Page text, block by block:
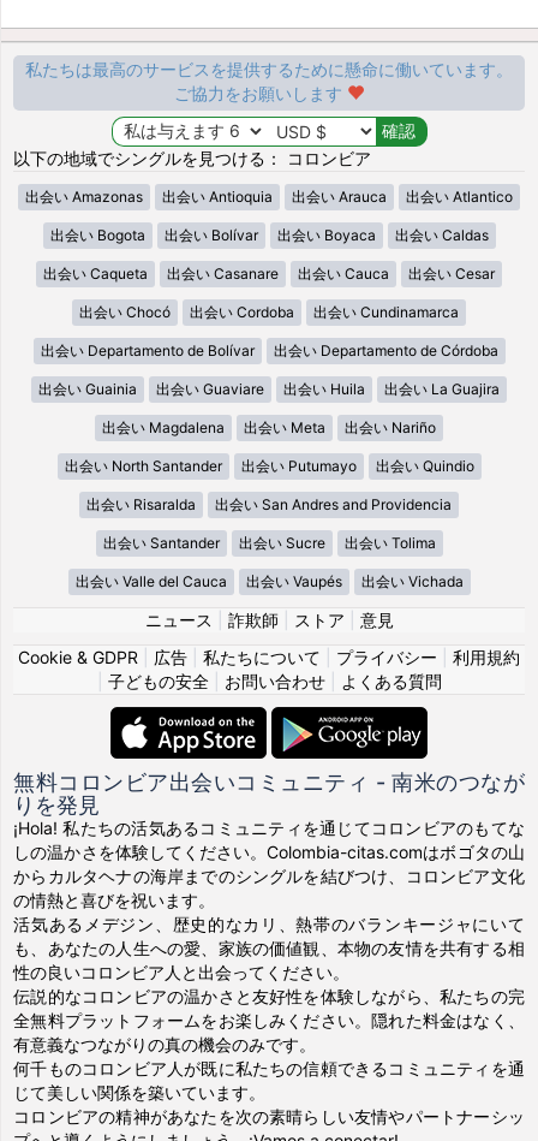
私たちは最高のサービスを提供するために懸命に働いています。
ご協力をお願いします
以下の地域でシングルを見つける： コロンビア
出会い Amazonas 出会い Antioquia 出会い Arauca 出会い Atlantico
出会い Bogota 出会い Bolívar 出会い Boyaca 出会い Caldas
出会い Caqueta 出会い Casanare 出会い Cauca 出会い Cesar
出会い Chocó 出会い Cordoba 出会い Cundinamarca
出会い Departamento de Bolívar 出会い Departamento de Córdoba
出会い Guainia 出会い Guaviare 出会い Huila 出会い La Guajira
出会い Magdalena 出会い Meta 出会い Nariño
出会い North Santander 出会い Putumayo 出会い Quindio
出会い Risaralda 出会い San Andres and Providencia
出会い Santander 出会い Sucre 出会い Tolima
出会い Valle del Cauca 出会い Vaupés 出会い Vichada
ニュース 詐欺師 ストア
意見
Cookie & GDPR
広告 私たちについて プライバシー
利用規約
子どもの安全| お問い合わせ| よくある質問
無料コロンビア出会いコミュニティ - 南米のつなが
りを発見
¡Hola! 私たちの活気あるコミュニティを通じてコロンビアのもてな
しの温かさを体験してください。Colombia-citas.comはボゴタの山
からカルタヘナの海岸までのシングルを結びつけ、コロンビア文化
の情熱と喜びを祝います。
活気あるメデジン、歴史的なカリ、熱帯のバランキージャにいて
も、あなたの人生への愛、家族の価値観、本物の友情を共有する相
性の良いコロンビア人と出会ってください。
伝説的なコロンビアの温かさと友好性を体験しながら、私たちの完
全無料プラットフォームをお楽しみください。隠れた料金はなく、
有意義なつながりの真の機会のみです。
何千ものコロンビア人が既に私たちの信頼できるコミュニティを通
じて美しい関係を築いています。
コロンビアの精神があなたを次の素晴らしい友情やパートナーシッ